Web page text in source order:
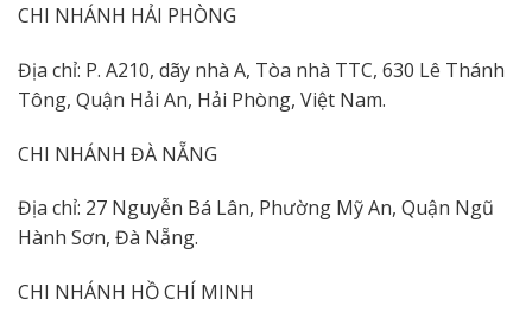
CHI NHÁNH HẢI PHÒNG
Địa chỉ: P. A210, dãy nhà A, Tòa nhà TTC, 630 Lê Thánh
Tông, Quận Hải An, Hải Phòng, Việt Nam.
CHI NHÁNH ĐÀ NẴNG
Địa chỉ: 27 Nguyễn Bá Lân, Phường Mỹ An, Quận Ngũ
Hành Sơn, Đà Nẵng.
CHI NHÁNH HỒ CHÍ MINH